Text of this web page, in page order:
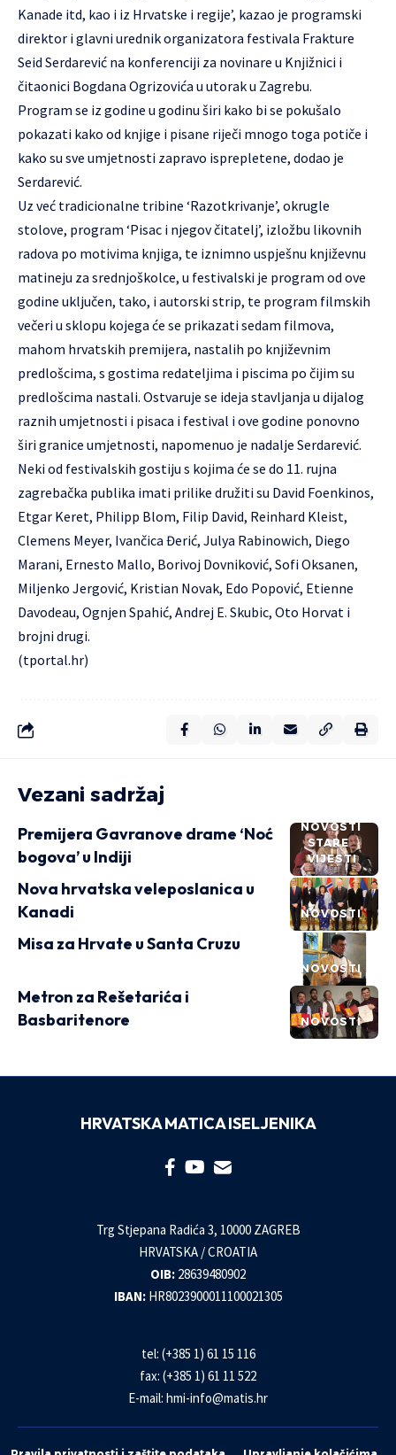
Kanade itd, kao i iz Hrvatske i regije’, kazao je programski
direktor i glavni urednik organizatora festivala Frakture
Seid Serdarević na konferenciji za novinare u Knjižnici i
čitaonici Bogdana Ogrizovića u utorak u Zagrebu.
Program se iz godine u godinu širi kako bi se pokušalo
pokazati kako od knjige i pisane riječi mnogo toga potiče i
kako su sve umjetnosti zapravo isprepletene, dodao je
Serdarević.
Uz već tradicionalne tribine ‘Razotkrivanje’, okrugle
stolove, program ‘Pisac i njegov čitatelj’, izložbu likovnih
radova po motivima knjiga, te iznimno uspješnu književnu
matineju za srednjoškolce, u festivalski je program od ove
godine uključen, tako, i autorski strip, te program filmskih
večeri u sklopu kojega će se prikazati sedam filmova,
mahom hrvatskih premijera, nastalih po književnim
predlošcima, s gostima redateljima i piscima po čijim su
predlošcima nastali. Ostvaruje se ideja stavljanja u dijalog
raznih umjetnosti i pisaca i festival i ove godine ponovno
širi granice umjetnosti, napomenuo je nadalje Serdarević.
Neki od festivalskih gostiju s kojima će se do 11. rujna
zagrebačka publika imati prilike družiti su David Foenkinos,
Etgar Keret, Philipp Blom, Filip David, Reinhard Kleist,
Clemens Meyer, Ivančica Đerić, Julya Rabinowich, Diego
Marani, Ernesto Mallo, Borivoj Dovniković, Sofi Oksanen,
Miljenko Jergović, Kristian Novak, Edo Popović, Etienne
Davodeau, Ognjen Spahić, Andrej E. Skubic, Oto Horvat i
brojni drugi.
(tportal.hr)
Vezani sadržaj
NOVOSTI
STARE
VIJESTI
Premijera Gavranove drame ‘Noć
bogova’ u Indiji
NOVOSTI
Nova hrvatska veleposlanica u
Kanadi
NOVOSTI
Misa za Hrvate u Santa Cruzu
NOVOSTI
Metron za Rešetarića i
Basbaritenore
HRVATSKA MATICA ISELJENIKA
Trg Stjepana Radića 3, 10000 ZAGREB
HRVATSKA / CROATIA
OIB: 28639480902
IBAN: HR8023900011100021305
tel: (+385 1) 61 15 116
fax: (+385 1) 61 11 522
E-mail: hmi-info@matis.hr